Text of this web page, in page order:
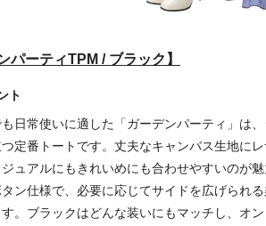
パーティTPM / ブラック】
ト
日常使いに適した「ガーデンパーティ」は
定番トートです。丈夫なキャンバス生地に
ュアルにもきれいめにも合わせやすいのが
ン仕様で、必要に応じてサイドを広げられ
。ブラックはどんな装いにもマッチし、オ